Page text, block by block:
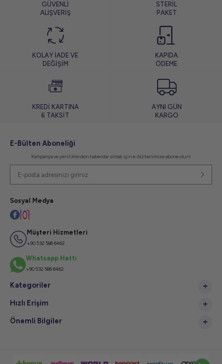
GÜVENLİ
ALIŞVERİŞ
STERİL
PAKET
KOLAY İADE VE
DEĞİŞİM
KAPIDA
ÖDEME
KREDİ KARTINA
6 TAKSİT
AYNI GÜN
KARGO
E-Bülten Aboneliği
Kampanya ve yeniliklerden haberdar olmak için e-bültenimize abone olun!
Sosyal Medya
Müşteri Hizmetleri
+90 532 586 6462
Whatsapp Hattı
+90 532 586 6462
Kategoriler
Hızlı Erişim
Önemli Bilgiler